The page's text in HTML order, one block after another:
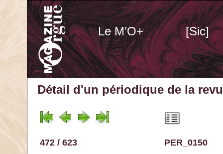
Le M’O+ [Sic]
Détail d'un périodique de la
472 / 623 PER_0150